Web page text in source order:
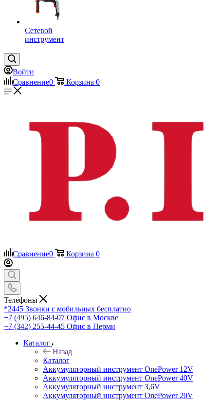
Сетевой
инструмент
Войти
Сравнение0 Корзина 0
Сравнение0 Корзина 0
Телефоны
*2445 Звонки с мобильных бесплатно
+7 (495) 646-84-07 Офис в Москве
+7 (342) 255-44-45 Офис в Перми
Каталог
Назад
Каталог
Аккумуляторный инструмент OnePower 12V
Аккумуляторный инструмент OnePower 40V
Аккумуляторный инструмент 3,6V
Аккумуляторный инструмент OnePower 20V